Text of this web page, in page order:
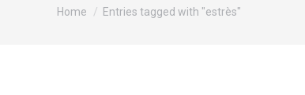
You are here:
Home Entries tagged with "estrès"